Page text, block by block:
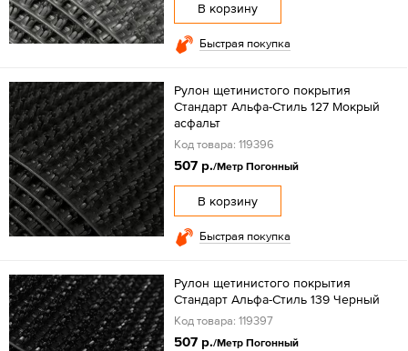
В корзину
Быстрая покупка
Рулон щетинистого покрытия
Стандарт Альфа-Стиль 127 Мокрый
асфальт
Код товара: 119396
507 р./Метр Погонный
В корзину
Быстрая покупка
Рулон щетинистого покрытия
Стандарт Альфа-Стиль 139 Черный
Код товара: 119397
507 р./Метр Погонный